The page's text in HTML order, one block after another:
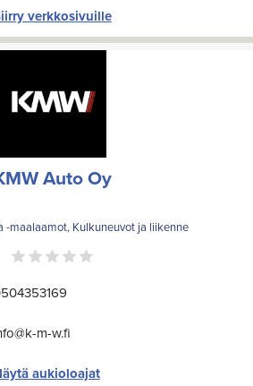
verkkosivuille
Auto Oy
-maalaamot, Kulkuneuvot ja liikenne
m-w.fi
aukioloajat